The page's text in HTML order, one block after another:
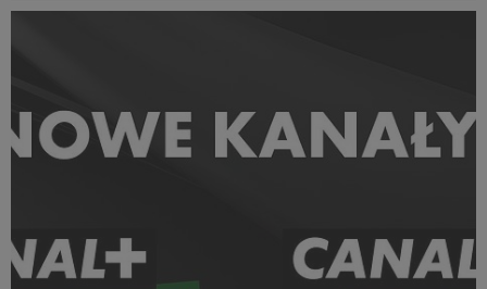
Pierwszym wydarzeniem prezentowanym w CANAL+ SPORT 5